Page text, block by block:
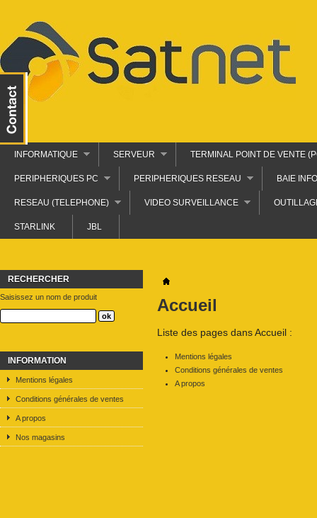
INFORMATIQUE SERVEUR TERMINAL POINT DE VENTE
PERIPHERIQUES PC PERIPHERIQUES RESEAU BAIE
RESEAU (TELEPHONE) VIDEO SURVEILLANCE
STARLINK JBL
RECHERCHER
Saisissez un nom de produit
INFORMATION
Mentions légales
Conditions générales de ventes
A propos
Nos magasins
Accueil
Liste des pages dans Accueil :
Mentions légales
Conditions générales de ventes
A propos